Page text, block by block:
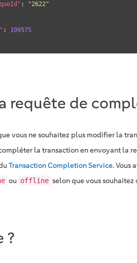
:
"2622"
: 109575
requête de
vous ne souhaitez plus modifier la
la transaction en envoyant la
Transaction Completion Service. Vous
ou offline selon que vous souhaitez
?